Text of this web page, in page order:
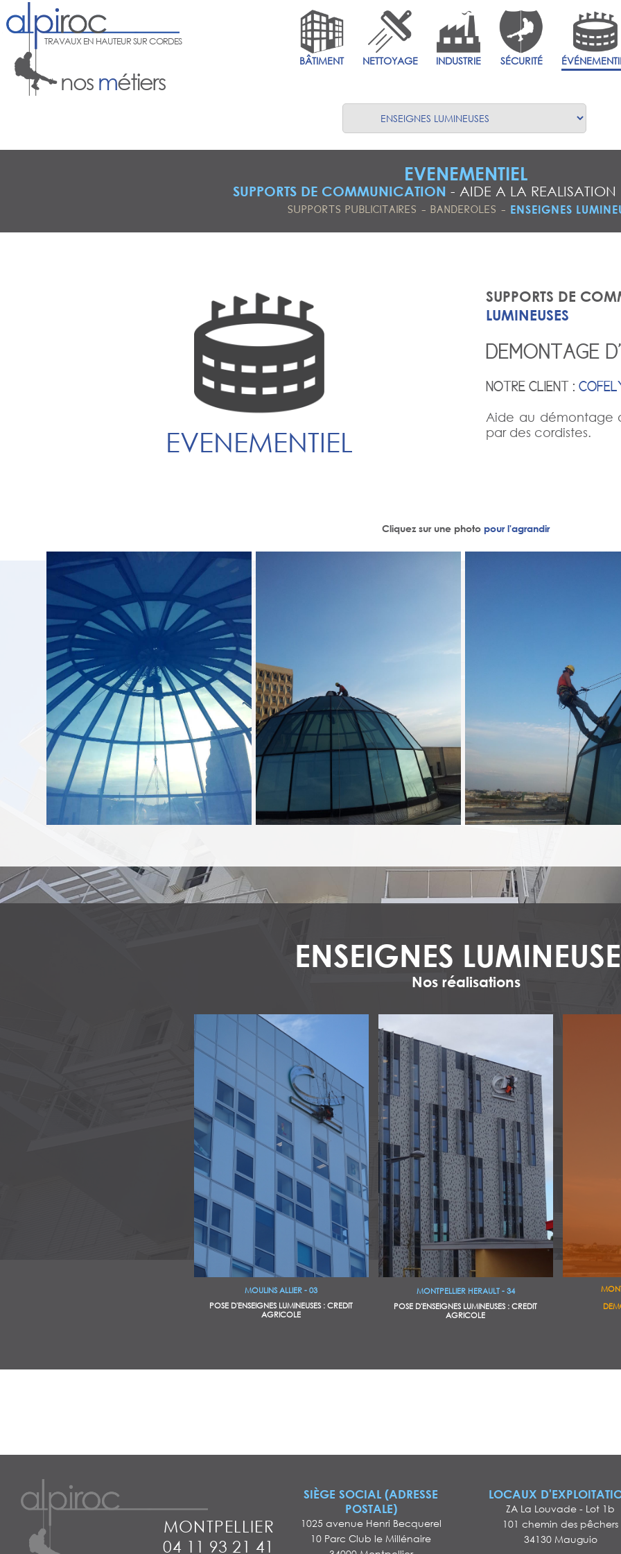
TRAVAUX EN HAUTEUR SUR CORDES
nos métiers
BÂTIMENT NETTOYAGE INDUSTRIE SÉCURITÉ
EVENEMENTIEL
SUPPORTS DE COMMUNICATION - AIDE A LA REALISATION
SUPPORTS PUBLICITAIRES - BANDEROLES - ENSEIGNES
EVENEMENTIEL
SUPPORTS DE
LUMINEUSES
DEMONTAGE
NOTRE CLIENT :
Aide au démontage
par des cordistes.
Cliquez sur une photo pour l'agrandir
ENSEIGNES
Nos réalisations
MOULINS ALLIER - 03
POSE D'ENSEIGNES LUMINEUSES : CREDIT
AGRICOLE
MONTPELLIER HERAULT - 34
POSE D'ENSEIGNES LUMINEUSES : CREDIT
AGRICOLE
MONTPELLIER
04 11 93 21 41
SIÈGE SOCIAL (ADRESSE
POSTALE)
1025 avenue Henri Becquerel
10 Parc Club le Millénaire
LOCAUX
ZA La Louvade - Lot 1b
101 chemin des pêchers
34130 Mauguio